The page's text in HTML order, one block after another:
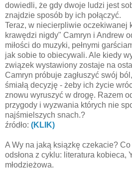
dowiedli, że gdy dwoje ludzi jest
znajdzie sposób by ich połączyć.
Teraz, w niecierpliwie oczekiwanej
krawędzi nigdy" Camryn i Andrew
miłości do muzyki, pełnymi
jak sobie to obiecywali. Ale kiedy
związek wystawiony zostaje na
Camryn próbuje zagłuszyć swój
śmiałą decyzję - żeby ich życie
znowu wyruszyć w drogę. Razem
przygody i wyzwania których nie
najśmielszych snach.?
źródło: (KLIK)
A Wy na jaką ksiązkę czekacie? Co
odsłona z cyklu: literatura kobieca,
młodzieżowa.